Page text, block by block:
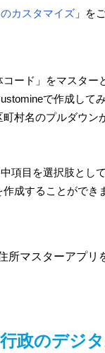
カスタマイズ 」を
ード」をマスター
で作成して
村名のプルダウン
項目を選択肢とし
成することができ
所マスターアプリ
政のデジ